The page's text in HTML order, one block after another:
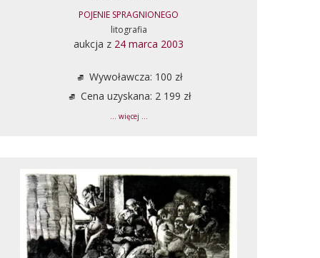
POJENIE SPRAGNIONEGO
litografia
aukcja z 24 marca 2003
Wywoławcza: 100 zł
Cena uzyskana: 2 199 zł
... więcej ...